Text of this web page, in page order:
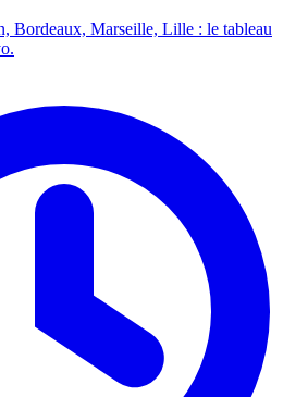
Bordeaux, Marseille, Lille : le tableau